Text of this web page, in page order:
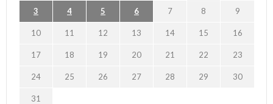
3 4 5 6 7 8 9
10 11 12 13 14 15 16
17 18 19 20 21 22 23
24 25 26 27 28 29 30
31